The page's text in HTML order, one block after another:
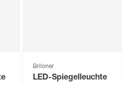
Briloner
LED-Spiegelleuchte